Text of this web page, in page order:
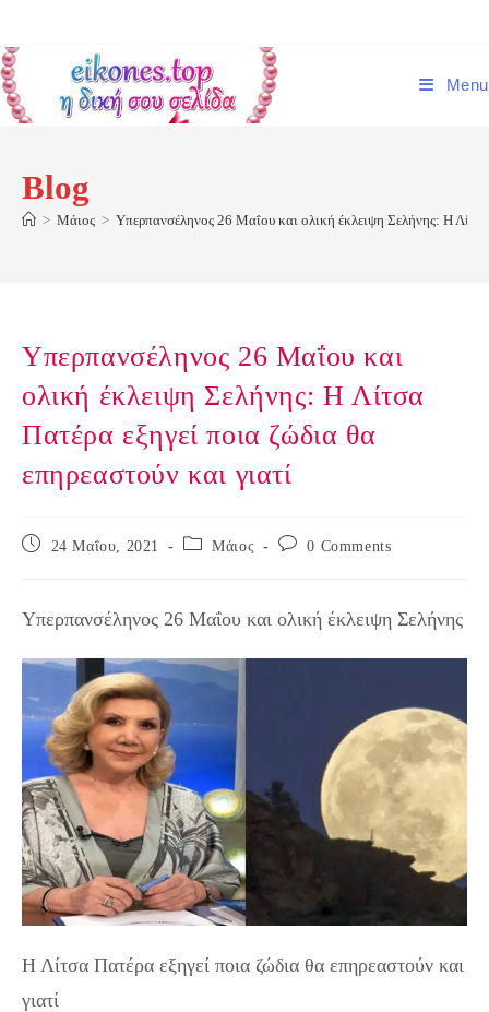
content
Menu
Blog
> Μάιος > Υπερπανσέληνος 26 Μαΐου και ολική έκλειψη Σελήνης: Η
Υπερπανσέληνος 26 Μαΐου και
ολική έκλειψη Σελήνης: Η Λίτσα
Πατέρα εξηγεί ποια ζώδια θα
επηρεαστούν και γιατί
Post
24 Μαΐου, 2021
Post Μάιος
Post 0 Comments
Υπερπανσέληνος 26 Μαΐου και ολική έκλειψη Σελήνης
Η Λίτσα Πατέρα εξηγεί ποια ζώδια θα επηρεαστούν και
γιατί